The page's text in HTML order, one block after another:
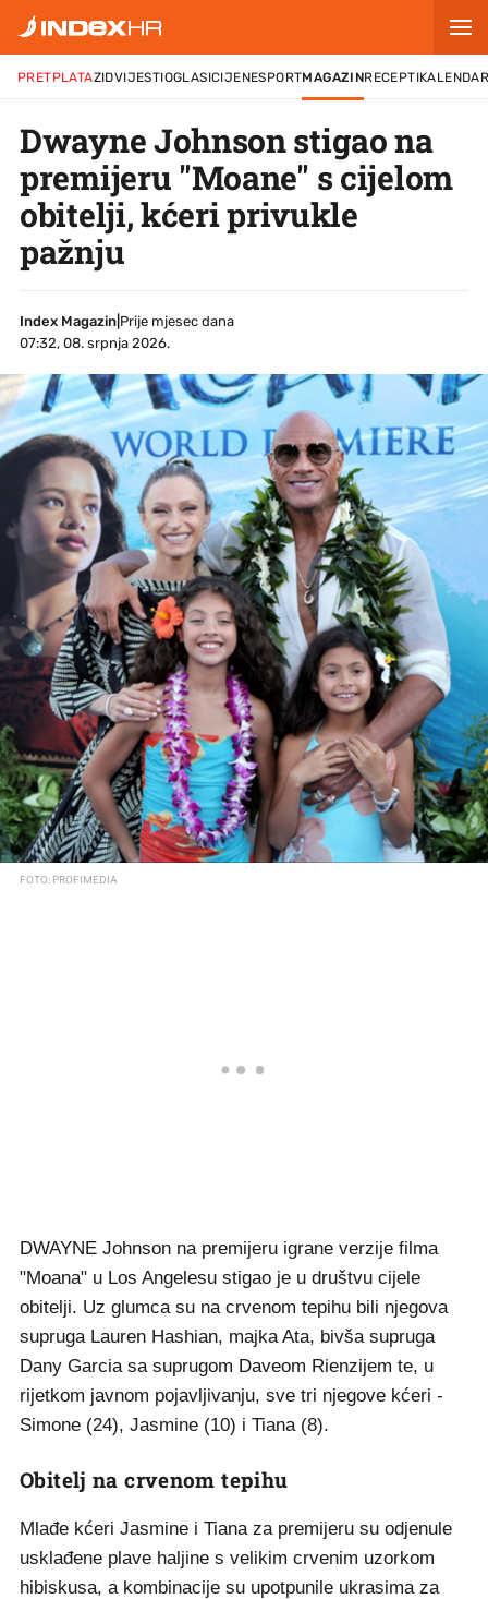
PRETPLATAZIDVIJESTIOGLASICIJENESPORTMAGAZINRECEPTI
Dwayne Johnson stigao na
premijeru "Moane" s cijelom
obitelji, kćeri privukle
pažnju
Index Magazin
Prije mjesec dana
07:32, 08. srpnja 2026.
FOTO: PROFIMEDIA
DWAYNE Johnson na premijeru igrane verzije filma
"Moana" u Los Angelesu stigao je u društvu cijele
obitelji. Uz glumca su na crvenom tepihu bili njegova
supruga Lauren Hashian, majka Ata, bivša supruga
Dany Garcia sa suprugom Daveom Rienzijem te, u
rijetkom javnom pojavljivanju, sve tri njegove kćeri -
Simone (24), Jasmine (10) i Tiana (8).
Obitelj na crvenom tepihu
Mlađe kćeri Jasmine i Tiana za premijeru su odjenule
usklađene plave haljine s velikim crvenim uzorkom
hibiskusa, a kombinacije su upotpunile ukrasima za